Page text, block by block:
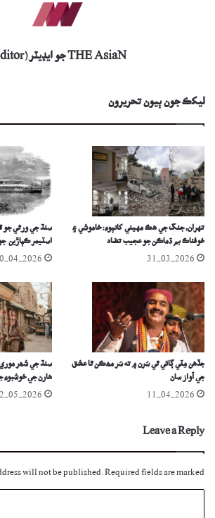
THE AsiaN جو ايڊيٽر (Editor)
ليکڪ جون ٻيون تحريرون
تهران، جنگ جي هڪ مهيني کانپوءِ: خاموشي ۽
خوفناڪ بم ڌماڪن جو عجيب تضاد
31-03-2026
سنڌ جي ورثي جو
اسٽيمر ڪٻاڙين
04-2026
جڏهن مِٽي ڳائي ٿي سُرن ۾ ته سُر مھڪن ٿا عشق
جي آواز سان
11-04-2026
سنڌ جي شھر
هارن جي خوشبوءِ
05-2026
Leave a Reply
will not be published.Required fields are marked